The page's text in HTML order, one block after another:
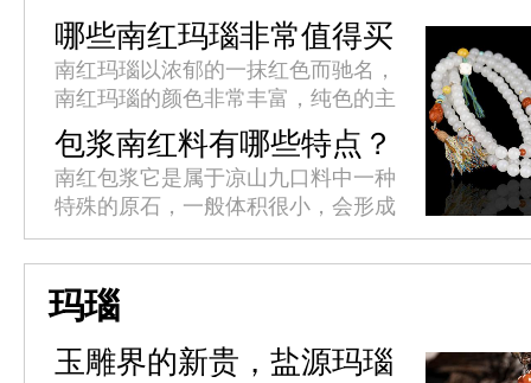
哪些南红玛瑙非常值得买
呢？
南红玛瑙以浓郁的一抹红色而驰名，
南红玛瑙的颜色非常丰富，纯色的主
要有柿子红，锦红，玫瑰红，樱桃红
等等，其中锦红是指大红色，带有锦
缎般光泽的一种，属于南红中的顶
级...
包浆南红料有哪些特点？
南红包浆它是属于凉山九口料中一种
特殊的原石，一般体积很小，会形成
不同的纹理。外皮有多种色质，可能
是红皮、黄皮、绿皮、玻璃包浆等，
内里包裹的是色泽鲜艳、质感厚重
的...
玛瑙
玉雕界的新贵，盐源玛瑙